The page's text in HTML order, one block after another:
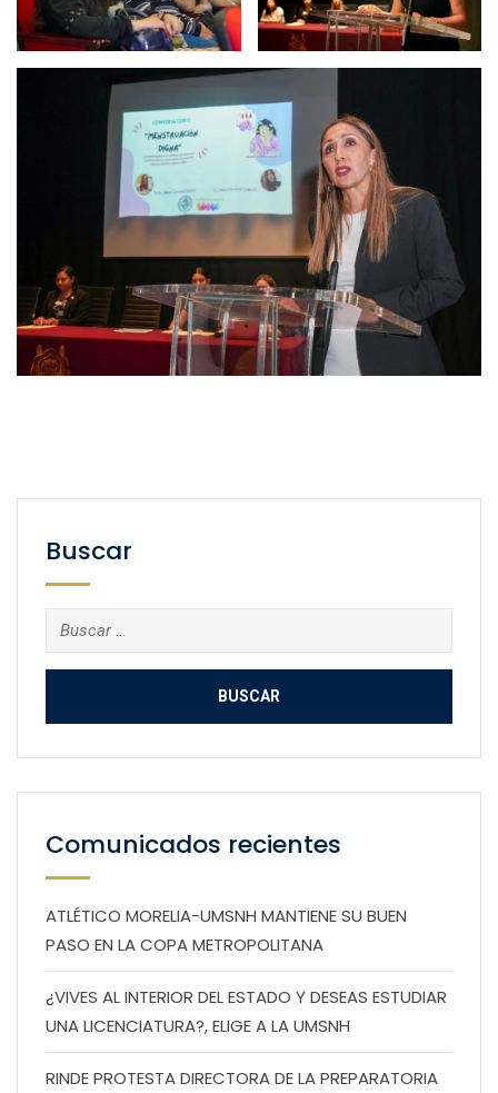
Buscar
Buscar:
Comunicados recientes
ATLÉTICO MORELIA-UMSNH MANTIENE SU BUEN
PASO EN LA COPA METROPOLITANA
¿VIVES AL INTERIOR DEL ESTADO Y DESEAS ESTUDIAR
UNA LICENCIATURA?, ELIGE A LA UMSNH
RINDE PROTESTA DIRECTORA DE LA PREPARATORIA